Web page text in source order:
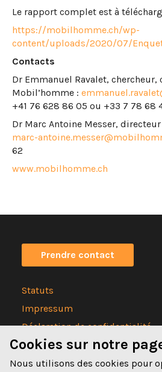
Le rapport complet est à
https://mobilhomme.ch/wp-
content/uploads/2020/07/
Contacts
Dr Emmanuel Ravalet, chercheur,
Mobil’homme :
+41 76 628 86 05 ou +33 7 78 68
Dr Marc Antoine Messer,
marc-
62
www.mobilhomme.ch
Prendre contact
Statuts
Impressum
Déclaration de confidentialité
Cookies sur notre
Nous utilisons des cookies pour